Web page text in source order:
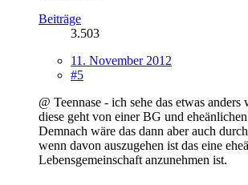
Beiträge
3.503
11. November 2012
#5
@ Teennase - ich sehe das etwas anders
diese geht von einer BG und
Demnach wäre das dann aber auch
wenn davon auszugehen ist das eine
Lebensgemeinschaft anzunehmen ist.